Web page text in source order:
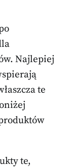
Najlepiej
te
te,